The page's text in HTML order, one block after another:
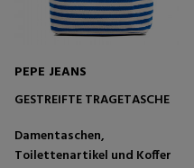
PEPE JEANS
GESTREIFTE TRAGETASCHE
Damentaschen,
Toilettenartikel und Koffer